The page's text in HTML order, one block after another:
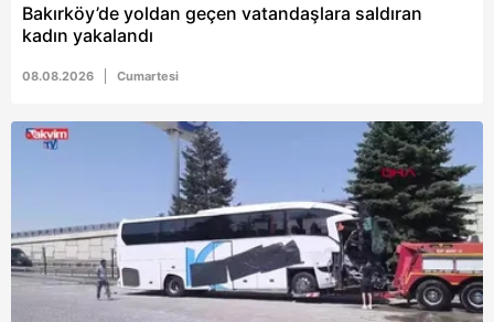
vasıtasıyla belirleyebilirsiniz. Çerezlere ilişkin detaylı bilgi
için Ayarlar butonuna tıklayabilir,
hazırlanmış Aydınlatma Metnimizi okumak ve sitemizde
ilgili mevzuata uygun olarak kullanılan çerezlerle ilgili bilgi
tıklayınız.
Bakırköy’de yoldan geçen vatandaşlara saldıran
kadın yakalandı
08.08.2026 Cumartesi